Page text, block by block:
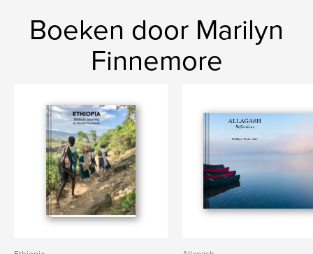
Boeken door Marilyn
Finnemore